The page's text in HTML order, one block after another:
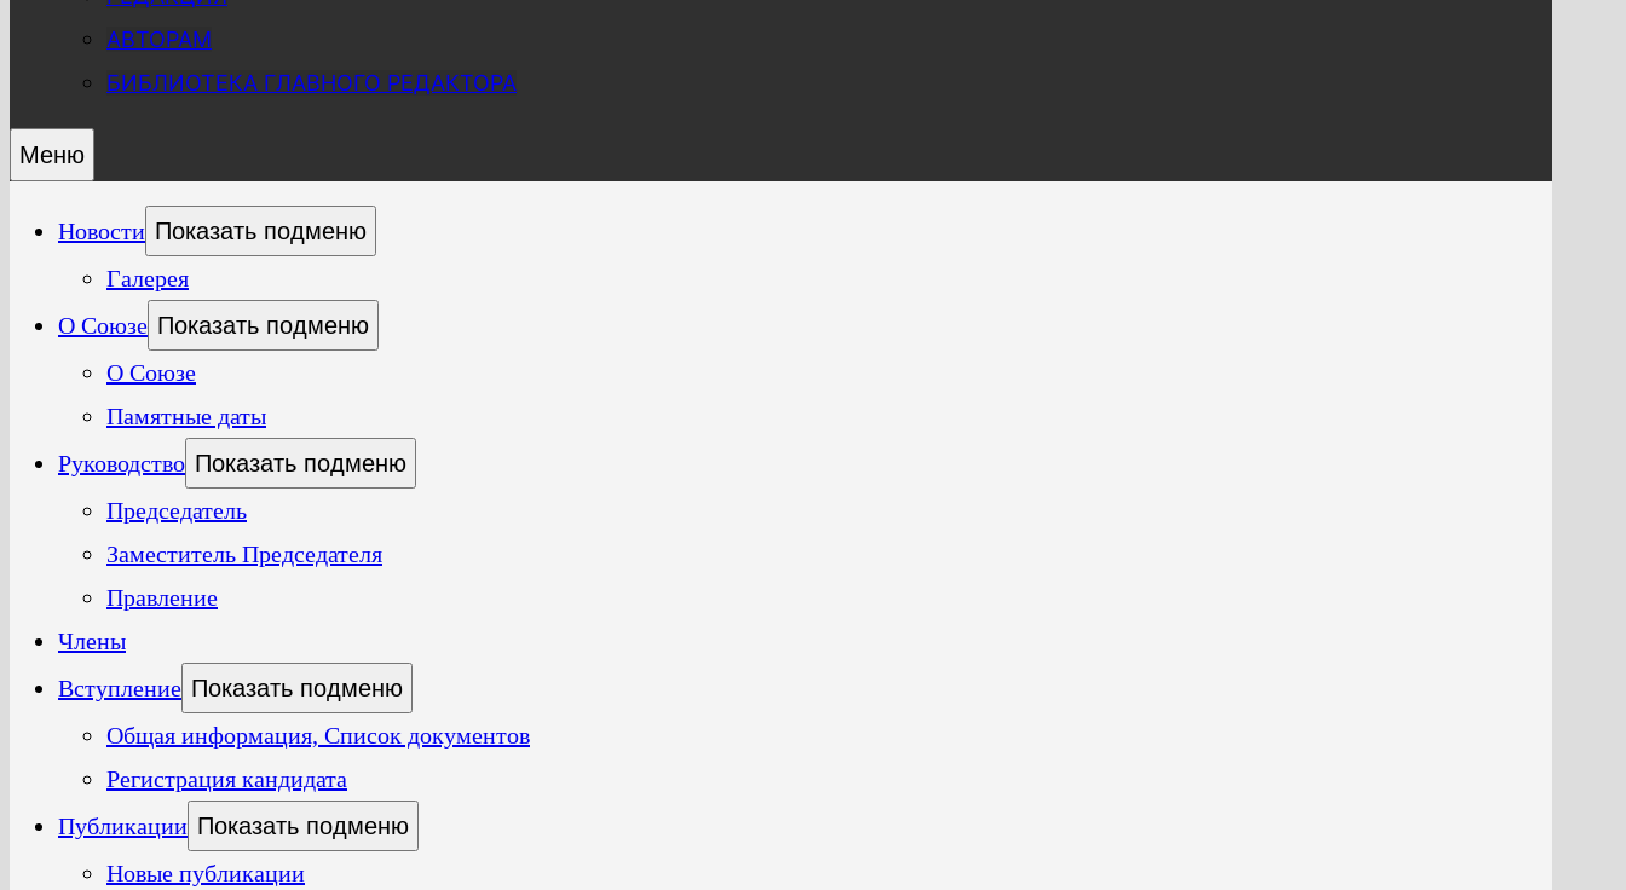
АВТОРАМ
БИБЛИОТЕКА ГЛАВНОГО РЕДАКТОРА
Меню
Новости Показать подменю
Галерея
О Союзе Показать подменю
О Союзе
Памятные даты
Руководство Показать подменю
Председатель
Заместитель Председателя
Правление
Члены
Вступление Показать подменю
Общая информация, Список документов
Регистрация кандидата
Публикации Показать подменю
Новые публикации